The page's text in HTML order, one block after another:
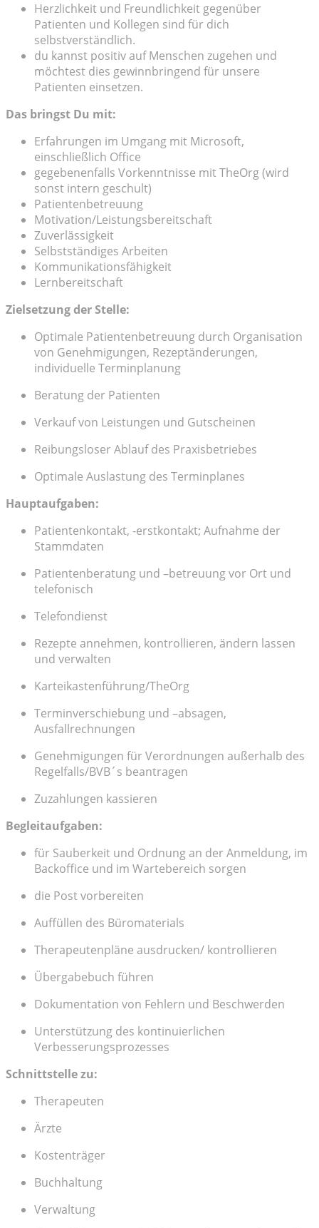
Herzlichkeit und Freundlichkeit gegenüber
Patienten und Kollegen sind für dich
selbstverständlich.
du kannst positiv auf Menschen zugehen und
möchtest dies gewinnbringend für unsere
Patienten einsetzen.
Das bringst Du mit:
Erfahrungen im Umgang mit Microsoft,
einschließlich Office
gegebenenfalls Vorkenntnisse mit TheOrg (wird
sonst intern geschult)
Patientenbetreuung
Motivation/Leistungsbereitschaft
Zuverlässigkeit
Selbstständiges Arbeiten
Kommunikationsfähigkeit
Lernbereitschaft
Zielsetzung der Stelle:
Optimale Patientenbetreuung durch Organisation
von Genehmigungen, Rezeptänderungen,
individuelle Terminplanung
Beratung der Patienten
Verkauf von Leistungen und Gutscheinen
Reibungsloser Ablauf des Praxisbetriebes
Optimale Auslastung des Terminplanes
Hauptaufgaben:
Patientenkontakt, -erstkontakt; Aufnahme der
Stammdaten
Patientenberatung und –betreuung vor Ort und
telefonisch
Telefondienst
Rezepte annehmen, kontrollieren, ändern lassen
und verwalten
Karteikastenführung/TheOrg
Terminverschiebung und –absagen,
Ausfallrechnungen
Genehmigungen für Verordnungen außerhalb des
Regelfalls/BVB´s beantragen
Zuzahlungen kassieren
Begleitaufgaben:
für Sauberkeit und Ordnung an der Anmeldung, im
Backoffice und im Wartebereich sorgen
die Post vorbereiten
Auffüllen des Büromaterials
Therapeutenpläne ausdrucken/ kontrollieren
Übergabebuch führen
Dokumentation von Fehlern und Beschwerden
Unterstützung des kontinuierlichen
Verbesserungsprozesses
Schnittstelle zu:
Therapeuten
Ärzte
Kostenträger
Buchhaltung
Verwaltung